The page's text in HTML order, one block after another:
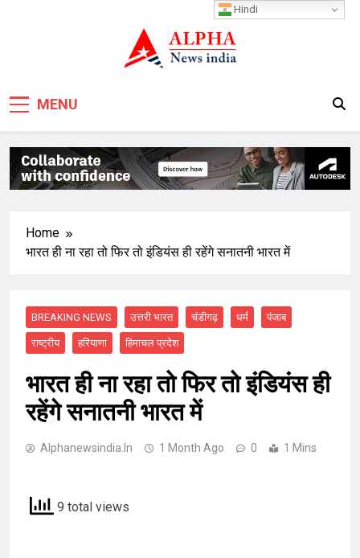
MENU
Home
भारत ही ना रहा तो फिर तो इंडियंस ही रहेंगे सनातनी भारत में
BREAKING NEWS उत्तरी भारत चंडीगढ़ धर्म पंजाब
राष्ट्रीय हरियाणा हिमाचल प्रदेश
भारत ही ना रहा तो फिर तो इंडियंस ही
रहेंगे सनातनी भारत में
Alphanewsindia.in 1 Month Ago 0 1 Mins
9 total views
Hindi